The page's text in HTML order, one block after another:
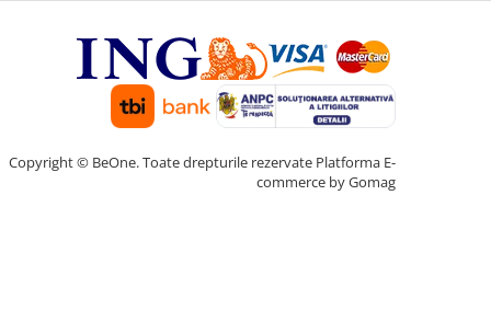
Copyright © BeOne. Toate drepturile rezervate Platforma E-
commerce by Gomag